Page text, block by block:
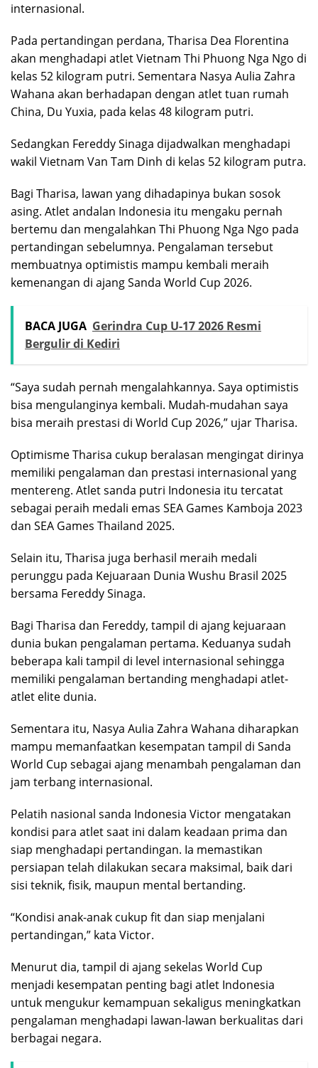
internasional.
Pada pertandingan perdana, Tharisa Dea Florentina
akan menghadapi atlet Vietnam Thi Phuong Nga Ngo di
kelas 52 kilogram putri. Sementara Nasya Aulia Zahra
Wahana akan berhadapan dengan atlet tuan rumah
China, Du Yuxia, pada kelas 48 kilogram putri.
Sedangkan Fereddy Sinaga dijadwalkan menghadapi
wakil Vietnam Van Tam Dinh di kelas 52 kilogram putra.
Bagi Tharisa, lawan yang dihadapinya bukan sosok
asing. Atlet andalan Indonesia itu mengaku pernah
bertemu dan mengalahkan Thi Phuong Nga Ngo pada
pertandingan sebelumnya. Pengalaman tersebut
membuatnya optimistis mampu kembali meraih
kemenangan di ajang Sanda World Cup 2026.
BACA JUGA Gerindra Cup U-17 2026 Resmi
Bergulir di Kediri
“Saya sudah pernah mengalahkannya. Saya optimistis
bisa mengulanginya kembali. Mudah-mudahan saya
bisa meraih prestasi di World Cup 2026,” ujar Tharisa.
Optimisme Tharisa cukup beralasan mengingat dirinya
memiliki pengalaman dan prestasi internasional yang
mentereng. Atlet sanda putri Indonesia itu tercatat
sebagai peraih medali emas SEA Games Kamboja 2023
dan SEA Games Thailand 2025.
Selain itu, Tharisa juga berhasil meraih medali
perunggu pada Kejuaraan Dunia Wushu Brasil 2025
bersama Fereddy Sinaga.
Bagi Tharisa dan Fereddy, tampil di ajang kejuaraan
dunia bukan pengalaman pertama. Keduanya sudah
beberapa kali tampil di level internasional sehingga
memiliki pengalaman bertanding menghadapi atlet-
atlet elite dunia.
Sementara itu, Nasya Aulia Zahra Wahana diharapkan
mampu memanfaatkan kesempatan tampil di Sanda
World Cup sebagai ajang menambah pengalaman dan
jam terbang internasional.
Pelatih nasional sanda Indonesia Victor mengatakan
kondisi para atlet saat ini dalam keadaan prima dan
siap menghadapi pertandingan. Ia memastikan
persiapan telah dilakukan secara maksimal, baik dari
sisi teknik, fisik, maupun mental bertanding.
“Kondisi anak-anak cukup fit dan siap menjalani
pertandingan,” kata Victor.
Menurut dia, tampil di ajang sekelas World Cup
menjadi kesempatan penting bagi atlet Indonesia
untuk mengukur kemampuan sekaligus meningkatkan
pengalaman menghadapi lawan-lawan berkualitas dari
berbagai negara.